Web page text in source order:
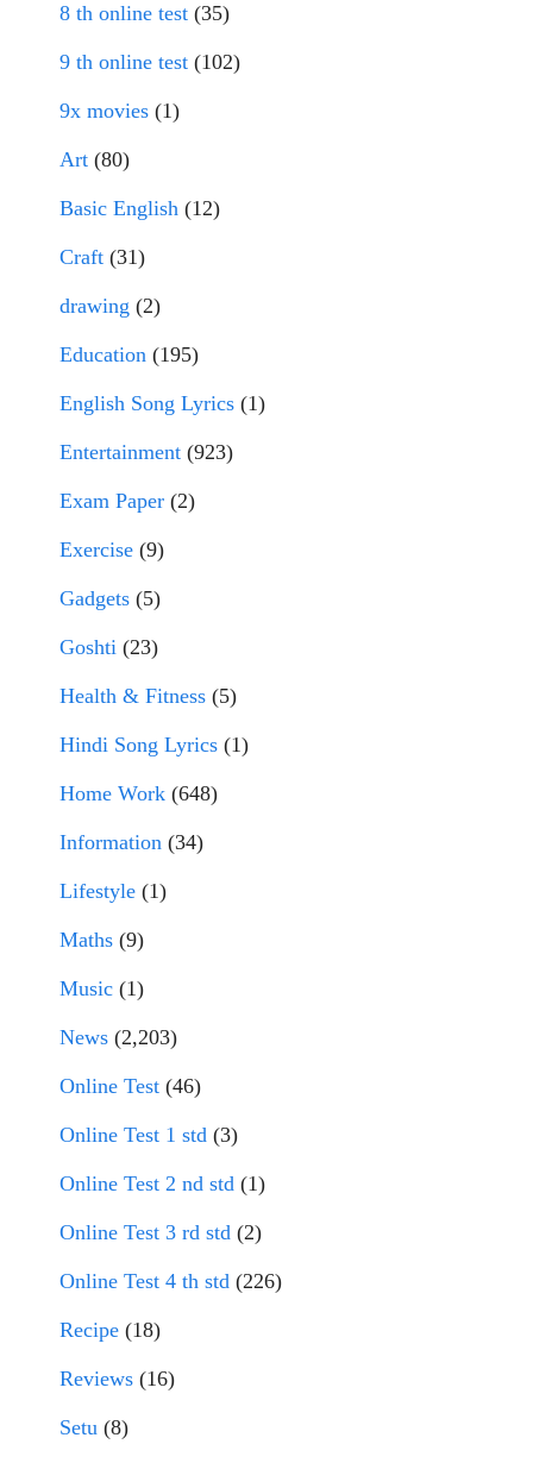
8 th online test (35)
9 th online test (102)
9x movies (1)
Art (80)
Basic English (12)
Craft (31)
drawing (2)
Education (195)
English Song Lyrics (1)
Entertainment (923)
Exam Paper (2)
Exercise (9)
Gadgets (5)
Goshti (23)
Health & Fitness (5)
Hindi Song Lyrics (1)
Home Work (648)
Information (34)
Lifestyle (1)
Maths (9)
Music (1)
News (2,203)
Online Test (46)
Online Test 1 std (3)
Online Test 2 nd std (1)
Online Test 3 rd std (2)
Online Test 4 th std (226)
Recipe (18)
Reviews (16)
Setu (8)